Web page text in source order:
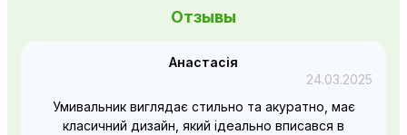
Отзывы
Анастасія
24.03.2025
Умивальник виглядає стильно та акуратно, має
класичний дизайн, який ідеально вписався в